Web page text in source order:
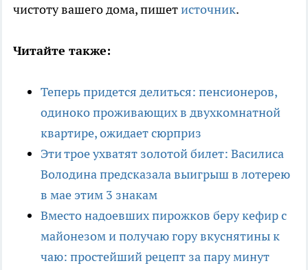
чистоту вашего дома, пишетисточник.
Читайте также:
Теперь придется делиться: пенсионеров,
одиноко проживающих в двухкомнатной
квартире, ожидает сюрприз
Эти трое ухватят золотой билет: Василиса
Володина предсказала выигрыш в лотерею
в мае этим 3 знакам
Вместо надоевших пирожков беру кефир с
майонезом и получаю гору вкуснятины к
чаю: простейший рецепт за пару минут